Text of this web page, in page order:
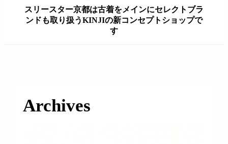
スリースター京都は古着をメインにセレクトブラ
ンドも取り扱うKINJIの新コンセプトショップで
す
Archives